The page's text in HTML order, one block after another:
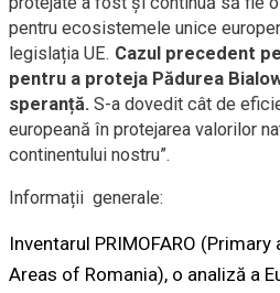
pentru ecosistemele unice
legislația UE. Cazul precedent
pentru a proteja Pădurea
speranță. S-a dovedit cât de
europeană în protejarea valorilor
continentului nostru”.
Informații generale:
Inventarul PRIMOFARO
Areas of Romania), o analiză a